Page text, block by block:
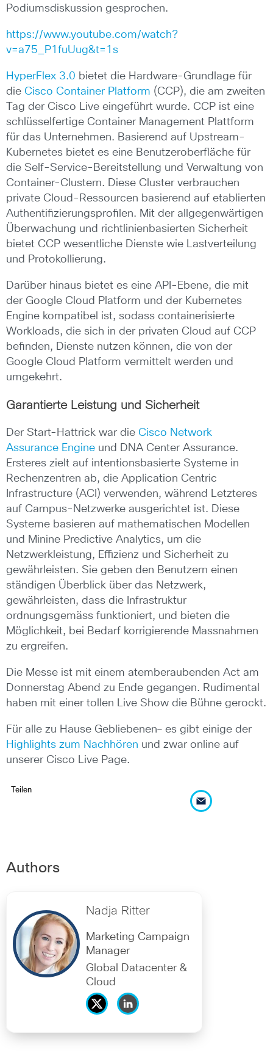
Podiumsdiskussion gesprochen.
https://www.youtube.com/watch?
v=a75_P1fuUug&t=1s
HyperFlex 3.0 bietet die Hardware-Grundlage für
die Cisco Container Platform (CCP), die am zweiten
Tag der Cisco Live eingeführt wurde. CCP ist eine
schlüsselfertige Container Management Plattform
für das Unternehmen. Basierend auf Upstream-
Kubernetes bietet es eine Benutzeroberfläche für
die Self-Service-Bereitstellung und Verwaltung von
Container-Clustern. Diese Cluster verbrauchen
private Cloud-Ressourcen basierend auf etablierten
Authentifizierungsprofilen. Mit der allgegenwärtigen
Überwachung und richtlinienbasierten Sicherheit
bietet CCP wesentliche Dienste wie Lastverteilung
und Protokollierung.
Darüber hinaus bietet es eine API-Ebene, die mit
der Google Cloud Platform und der Kubernetes
Engine kompatibel ist, sodass containerisierte
Workloads, die sich in der privaten Cloud auf CCP
befinden, Dienste nutzen können, die von der
Google Cloud Platform vermittelt werden und
umgekehrt.
Garantierte Leistung und Sicherheit
Der Start-Hattrick war die Cisco Network
Assurance Engine und DNA Center Assurance.
Ersteres zielt auf intentionsbasierte Systeme in
Rechenzentren ab, die Application Centric
Infrastructure (ACI) verwenden, während Letzteres
auf Campus-Netzwerke ausgerichtet ist. Diese
Systeme basieren auf mathematischen Modellen
und Minine Predictive Analytics, um die
Netzwerkleistung, Effizienz und Sicherheit zu
gewährleisten. Sie geben den Benutzern einen
ständigen Überblick über das Netzwerk,
gewährleisten, dass die Infrastruktur
ordnungsgemäss funktioniert, und bieten die
Möglichkeit, bei Bedarf korrigierende Massnahmen
zu ergreifen.
Die Messe ist mit einem atemberaubenden Act am
Donnerstag Abend zu Ende gegangen. Rudimental
haben mit einer tollen Live Show die Bühne gerockt.
Für alle zu Hause Gebliebenen– es gibt einige der
Highlights zum Nachhören und zwar online auf
unserer Cisco Live Page.
Teilen
Authors
Nadja Ritter
Marketing Campaign
Manager
Global Datacenter &
Cloud